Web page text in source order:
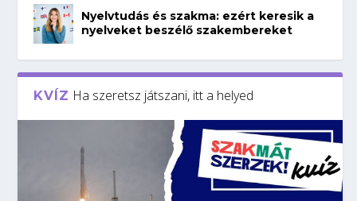
Nyelvtudás és szakma: ezért keresik a
nyelveket beszélő szakembereket
KVÍZ Ha szeretsz játszani, itt a helyed